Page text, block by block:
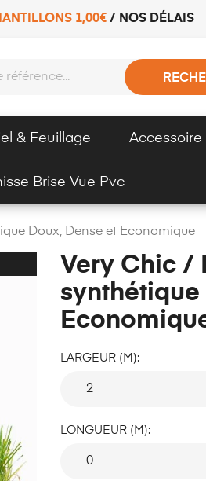
1,00€ / NOS DÉLAIS
& Feuillage Accessoire
Brise Vue Pvc
Doux, Dense et Economique
Very Chic /
synthétique
LARGEUR (M):
LONGUEUR (M):